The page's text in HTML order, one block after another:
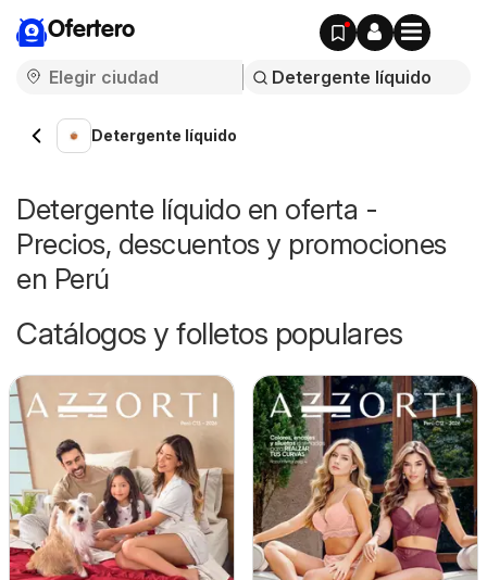
Ofertero
Detergente líquido
Detergente líquido en oferta -
Precios, descuentos y promociones
en Perú
Catálogos y folletos populares